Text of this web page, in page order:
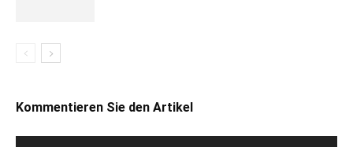
Kommentieren Sie den Artikel